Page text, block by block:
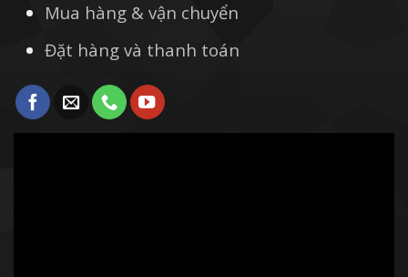
Mua hàng & vận chuyển
Đặt hàng và thanh toán